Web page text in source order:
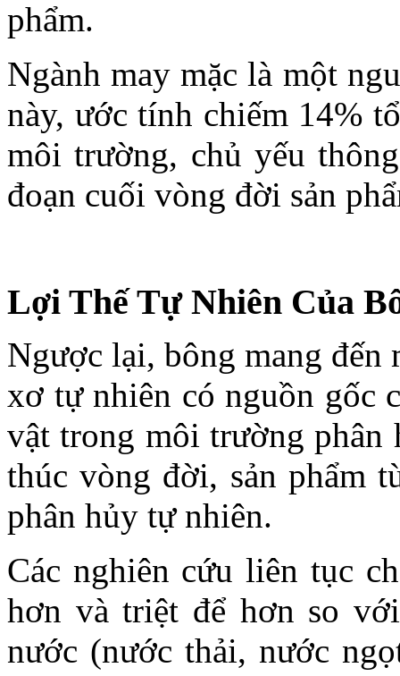
phẩm.
Ngành may mặc là một
này, ước tính chiếm 14%
môi trường, chủ yếu
đoạn cuối vòng đời sản
Lợi Thế Tự Nhiên Của
Ngược lại, bông mang đến
xơ tự nhiên có nguồn gốc
vật trong môi trường
thúc vòng đời, sản phẩm
phân hủy tự nhiên.
Các nghiên cứu liên tục
hơn và triệt để hơn so
nước (nước thải, nước